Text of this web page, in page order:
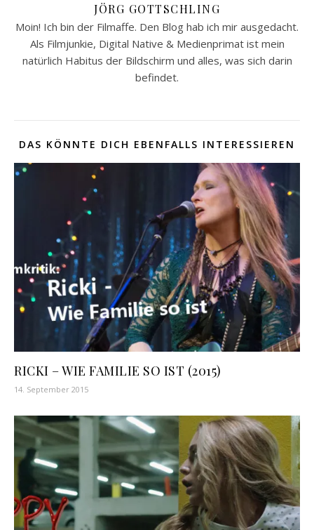
JÖRG GOTTSCHLING
Moin! Ich bin der Filmaffe. Den Blog hab ich mir ausgedacht.
Als Filmjunkie, Digital Native & Medienprimat ist mein
natürlich Habitus der Bildschirm und alles, was sich darin
befindet.
DAS KÖNNTE DICH EBENFALLS INTERESSIEREN
RICKI – WIE FAMILIE SO IST (2015)
14. September 2015